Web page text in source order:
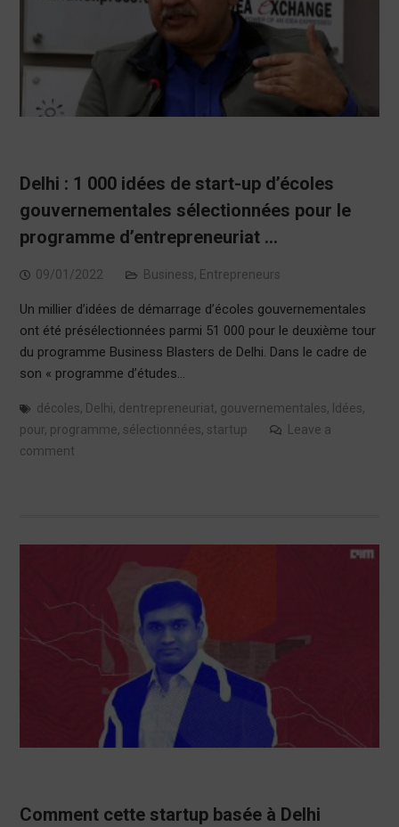
Delhi : 1 000 idées de start-up d’écoles
gouvernementales sélectionnées pour le
programme d’entrepreneuriat …
09/01/2022 Business, Entrepreneurs
Un millier d’idées de démarrage d’écoles gouvernementales
ont été présélectionnées parmi 51 000 pour le deuxième tour
du programme Business Blasters de Delhi. Dans le cadre de
son « programme d’études…
décoles, Delhi, dentrepreneuriat, gouvernementales, Idées,
pour, programme, sélectionnées, startup
Leave a
comment
Comment cette startup basée à Delhi